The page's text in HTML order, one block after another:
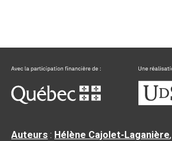
Auteurs : Hélène Cajolet-Laganière,